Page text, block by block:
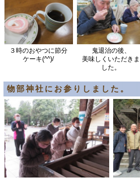
３時のおやつに節分
ケーキ(^^)/
鬼退治の後、
美味しくいただきま
した。
物部神社にお参りしました。